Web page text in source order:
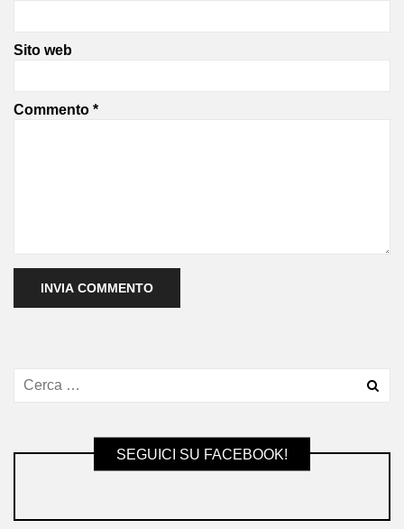
Sito web
Commento *
SEGUICI SU FACEBOOK!